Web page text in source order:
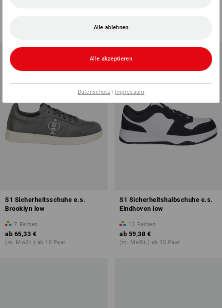
(m. MwSt.) ab 10 Paar
S1 Sicherheitsschuhe e.s.
Brooklyn low
7 Farben
ab 65,33 €
(m. MwSt.) ab 10 Paar
S1 Sicherheitshalbschuhe e.s.
Eindhoven low
13 Farben
ab 59,38 €
(m. MwSt.) ab 10 Paar
Alle ablehnen
Alle akzeptieren
Datenschutz| Impressum